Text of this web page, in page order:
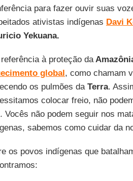
para fazer ouvir suas
ativistas indígenas Davi
Yekuana.
à proteção da
global, como chamam
os pulmões daTerra.
colocar freio, não
Vocês não podem seguir nos
sabemos como cuidar da
os povos indígenas que